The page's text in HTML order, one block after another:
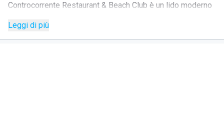
Controcorrente Restaurant & Beach Club è un lido moderno
Gela, pensato per chi desidera godersi il mare con un tocco
di comfort.
Leggi di più